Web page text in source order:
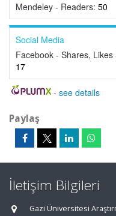
Mendeley - Readers: 50
Social Media
Facebook - Shares, Likes
17
- see details
Paylaş
İletişim Bilgileri
Gazi Üniversitesi